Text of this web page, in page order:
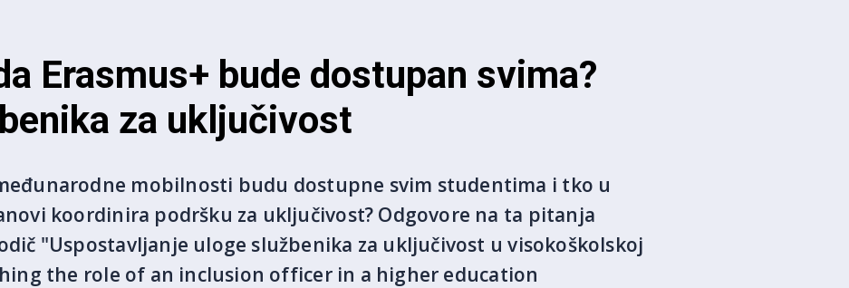
Erasmus+ bude dostupan svima?
za uključivost
mobilnosti budu dostupne svim studentima i tko u
koordinira podršku za uključivost? Odgovore na ta pitanja
"Uspostavljanje uloge službenika za uključivost u visokoškolskoj
the role of an inclusion officer in a higher education